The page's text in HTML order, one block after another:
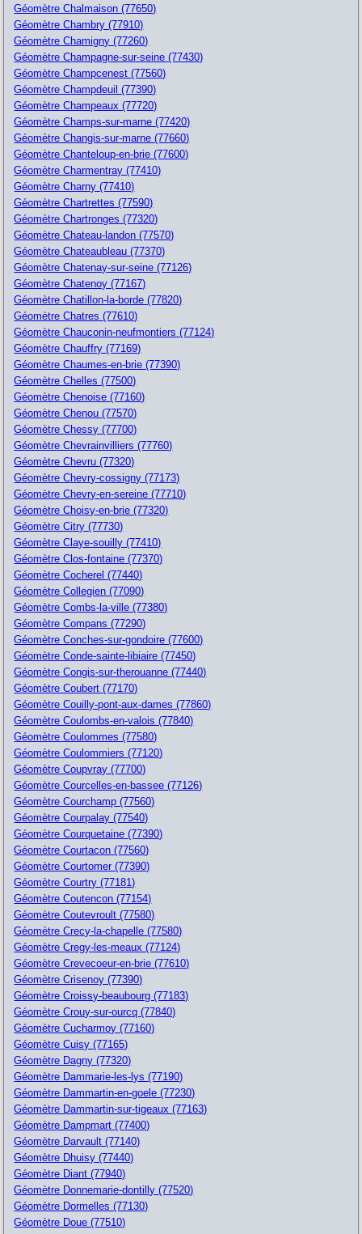
Géomètre Chalmaison (77650)
Géomètre Chambry (77910)
Géomètre Chamigny (77260)
Géomètre Champagne-sur-seine (77430)
Géomètre Champcenest (77560)
Géomètre Champdeuil (77390)
Géomètre Champeaux (77720)
Géomètre Champs-sur-marne (77420)
Géomètre Changis-sur-marne (77660)
Géomètre Chanteloup-en-brie (77600)
Géomètre Charmentray (77410)
Géomètre Charny (77410)
Géomètre Chartrettes (77590)
Géomètre Chartronges (77320)
Géomètre Chateau-landon (77570)
Géomètre Chateaubleau (77370)
Géomètre Chatenay-sur-seine (77126)
Géomètre Chatenoy (77167)
Géomètre Chatillon-la-borde (77820)
Géomètre Chatres (77610)
Géomètre Chauconin-neufmontiers (77124)
Géomètre Chauffry (77169)
Géomètre Chaumes-en-brie (77390)
Géomètre Chelles (77500)
Géomètre Chenoise (77160)
Géomètre Chenou (77570)
Géomètre Chessy (77700)
Géomètre Chevrainvilliers (77760)
Géomètre Chevru (77320)
Géomètre Chevry-cossigny (77173)
Géomètre Chevry-en-sereine (77710)
Géomètre Choisy-en-brie (77320)
Géomètre Citry (77730)
Géomètre Claye-souilly (77410)
Géomètre Clos-fontaine (77370)
Géomètre Cocherel (77440)
Géomètre Collegien (77090)
Géomètre Combs-la-ville (77380)
Géomètre Compans (77290)
Géomètre Conches-sur-gondoire (77600)
Géomètre Conde-sainte-libiaire (77450)
Géomètre Congis-sur-therouanne (77440)
Géomètre Coubert (77170)
Géomètre Couilly-pont-aux-dames (77860)
Géomètre Coulombs-en-valois (77840)
Géomètre Coulommes (77580)
Géomètre Coulommiers (77120)
Géomètre Coupvray (77700)
Géomètre Courcelles-en-bassee (77126)
Géomètre Courchamp (77560)
Géomètre Courpalay (77540)
Géomètre Courquetaine (77390)
Géomètre Courtacon (77560)
Géomètre Courtomer (77390)
Géomètre Courtry (77181)
Géomètre Coutencon (77154)
Géomètre Coutevroult (77580)
Géomètre Crecy-la-chapelle (77580)
Géomètre Cregy-les-meaux (77124)
Géomètre Crevecoeur-en-brie (77610)
Géomètre Crisenoy (77390)
Géomètre Croissy-beaubourg (77183)
Géomètre Crouy-sur-ourcq (77840)
Géomètre Cucharmoy (77160)
Géomètre Cuisy (77165)
Géomètre Dagny (77320)
Géomètre Dammarie-les-lys (77190)
Géomètre Dammartin-en-goele (77230)
Géomètre Dammartin-sur-tigeaux (77163)
Géomètre Dampmart (77400)
Géomètre Darvault (77140)
Géomètre Dhuisy (77440)
Géomètre Diant (77940)
Géomètre Donnemarie-dontilly (77520)
Géomètre Dormelles (77130)
Géomètre Doue (77510)